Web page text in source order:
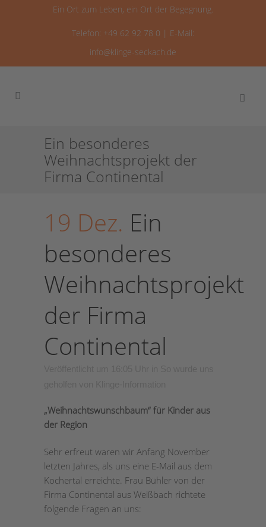
Ein Ort zum Leben, ein Ort der Begegnung.
Telefon: +49 62 92 78 0 | E-Mail:
info@klinge-seckach.de
Ein besonderes
Weihnachtsprojekt der
Firma Continental
19 Dez. Ein
besonderes
Weihnachtsprojekt
der Firma
Continental
„Weihnachtswunschbaum“ für Kinder aus
der Region
Sehr erfreut waren wir Anfang November
letzten Jahres, als uns eine E-Mail aus dem
Kochertal erreichte. Frau Bühler von der
Firma Continental aus Weißbach richtete
folgende Fragen an uns: